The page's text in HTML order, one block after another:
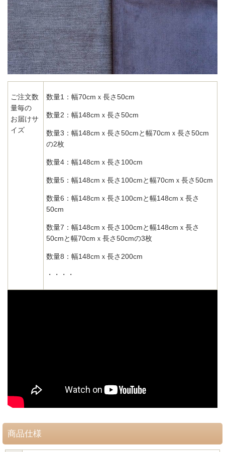
ご注文数
量毎の
お届けサ
イズ
数量1：幅70cmｘ長さ50cm
数量2：幅148cmｘ長さ50cm
数量3：幅148cmｘ長さ50cmと幅70cmｘ長さ50cm
の2枚
数量4：幅148cmｘ長さ100cm
数量5：幅148cmｘ長さ100cmと幅70cmｘ長さ50cm
数量6：幅148cmｘ長さ100cmと幅148cmｘ長さ
50cm
数量7：幅148cmｘ長さ100cmと幅148cmｘ長さ
50cmと幅70cmｘ長さ50cmの3枚
数量8：幅148cmｘ長さ200cm
・・・・
商品仕様